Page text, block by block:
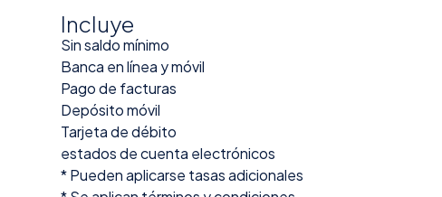
Incluye
Sin saldo mínimo
Banca en línea y móvil
Pago de facturas
Depósito móvil
Tarjeta de débito
estados de cuenta electrónicos
* Pueden aplicarse tasas adicionales